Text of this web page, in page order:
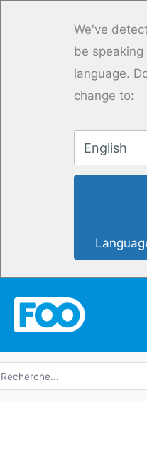
We've
be
language.
change to:
English